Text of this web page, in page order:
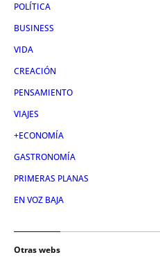
POLÍTICA
BUSINESS
VIDA
CREACIÓN
PENSAMIENTO
VIAJES
+ECONOMÍA
GASTRONOMÍA
PRIMERAS PLANAS
EN VOZ BAJA
Otras webs